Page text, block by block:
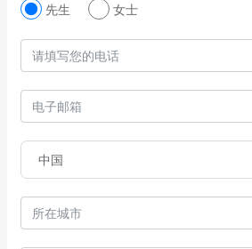
先生 女士